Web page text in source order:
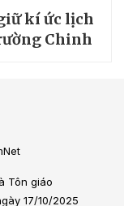
kí ức lịch
Chinh
Tôn giáo
17/10/2025